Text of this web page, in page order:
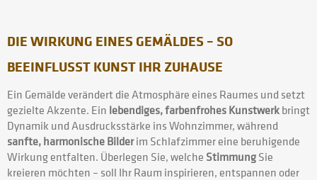
DIE WIRKUNG EINES GEMÄLDES – SO
BEEINFLUSST KUNST IHR ZUHAUSE
Ein Gemälde verändert die Atmosphäre eines Raumes und setzt
gezielte Akzente. Ein lebendiges, farbenfrohes Kunstwerkbringt
Dynamik und Ausdrucksstärke ins Wohnzimmer, während
sanfte, harmonische Bilderim Schlafzimmer eine beruhigende
Wirkung entfalten. Überlegen Sie, welche StimmungSie
kreieren möchten – soll Ihr Raum inspirieren, entspannen oder